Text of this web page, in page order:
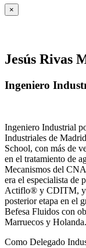
×
Jesús Rivas
Ingeniero
Ingeniero Industrial
Industriales de
School, con más de
en el tratamiento de
Mecanismos del
era el especialista de
Actiflo® y CDITM, y
posterior etapa en el
Befesa Fluidos con
Marruecos y Holanda.
Como Delegado